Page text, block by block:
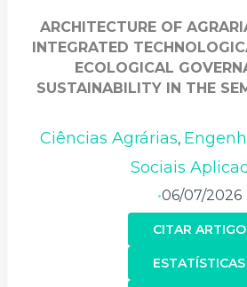
ARCHITECTURE OF
INTEGRATED
ECOLOGICAL
SUSTAINABILITY IN THE
Ciências Agrárias,
Sociais
•06/07/2026
CITAR ARTIGO
ESTATÍSTICAS